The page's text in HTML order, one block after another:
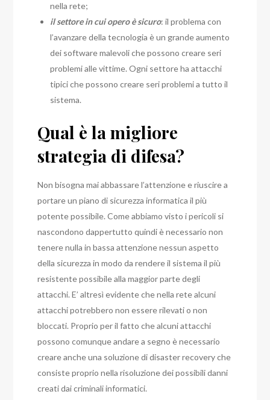
nella rete;
il settore in cui opero è sicuro: il problema con
l’avanzare della tecnologia è un grande aumento
dei software malevoli che possono creare seri
problemi alle vittime. Ogni settore ha attacchi
tipici che possono creare seri problemi a tutto il
sistema.
Qual è la migliore
strategia di difesa?
Non bisogna mai abbassare l’attenzione e riuscire a
portare un piano di sicurezza informatica il più
potente possibile. Come abbiamo visto i pericoli si
nascondono dappertutto quindi è necessario non
tenere nulla in bassa attenzione nessun aspetto
della sicurezza in modo da rendere il sistema il più
resistente possibile alla maggior parte degli
attacchi. E’ altresì evidente che nella rete alcuni
attacchi potrebbero non essere rilevati o non
bloccati. Proprio per il fatto che alcuni attacchi
possono comunque andare a segno è necessario
creare anche una soluzione di disaster recovery che
consiste proprio nella risoluzione dei possibili danni
creati dai criminali informatici.